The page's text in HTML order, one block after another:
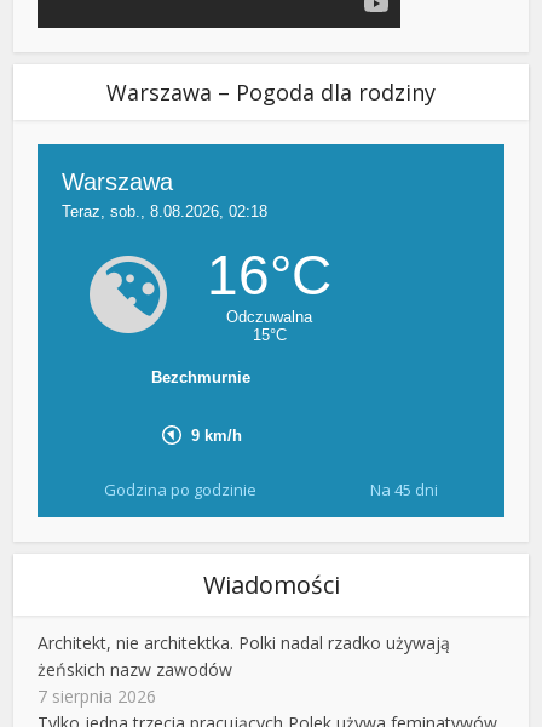
Warszawa – Pogoda dla rodziny
Godzina po godzinie Na 45 dni
Wiadomości
Architekt, nie architektka. Polki nadal rzadko używają
żeńskich nazw zawodów
7 sierpnia 2026